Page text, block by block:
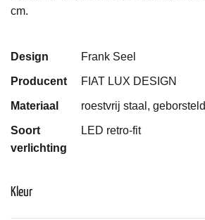
cm.
Design Frank Seel
Producent FIAT LUX DESIGN
Materiaal roestvrij staal, geborsteld
Soort
verlichting
LED retro-fit
Kleur